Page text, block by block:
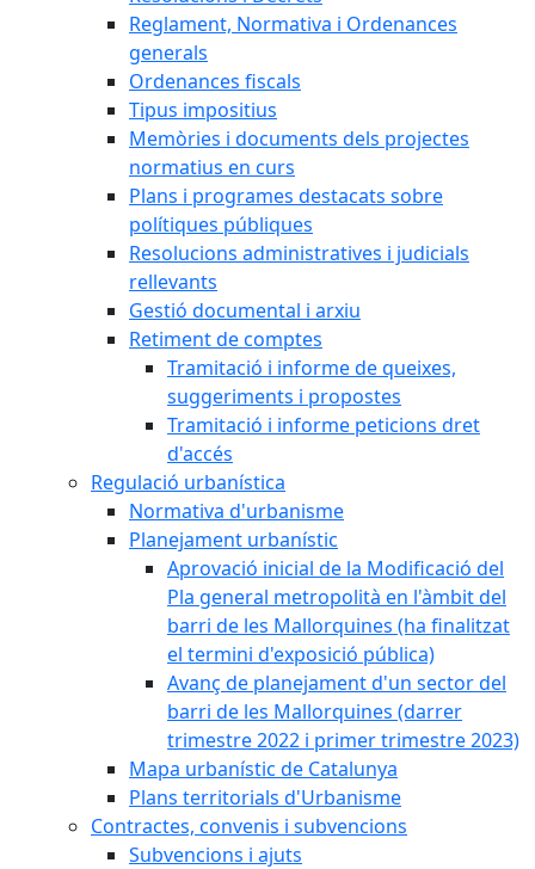
Reglament, Normativa i Ordenances
generals
Ordenances fiscals
Tipus impositius
Memòries i documents dels projectes
normatius en curs
Plans i programes destacats sobre
polítiques públiques
Resolucions administratives i judicials
rellevants
Gestió documental i arxiu
Retiment de comptes
Tramitació i informe de queixes,
suggeriments i propostes
Tramitació i informe peticions dret
d'accés
Regulació urbanística
Normativa d'urbanisme
Planejament urbanístic
Aprovació inicial de la Modificació del
Pla general metropolità en l'àmbit del
barri de les Mallorquines (ha finalitzat
el termini d'exposició pública)
Avanç de planejament d'un sector del
barri de les Mallorquines (darrer
trimestre 2022 i primer trimestre 2023)
Mapa urbanístic de Catalunya
Plans territorials d'Urbanisme
Contractes, convenis i subvencions
Subvencions i ajuts